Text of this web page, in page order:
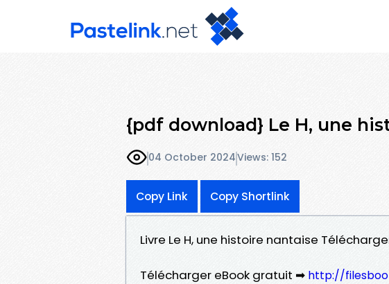
{pdf download} Le H, une
04 October 2024Views: 152
Copy Link Copy Shortlink
Livre Le H, une histoire nantaise
Télécharger eBook gratuit ➡ http://